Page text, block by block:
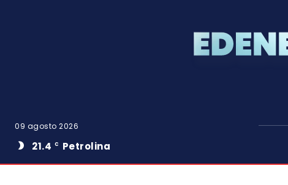
09 agosto 2026
21.4 C Petrolina